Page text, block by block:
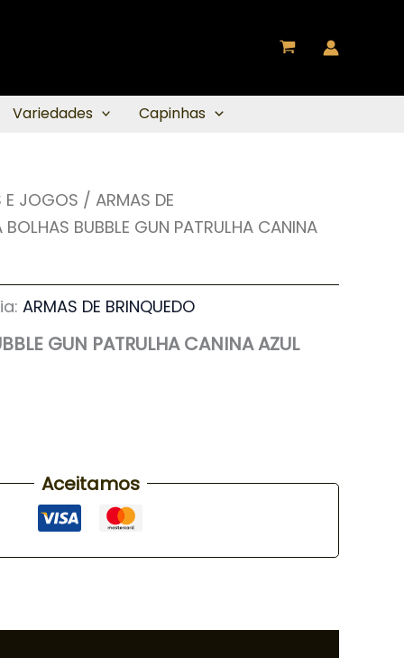
Variedades Capinhas
E JOGOS / ARMAS DE
BUBBLE GUN PATRULHA CANINA
ARMAS DE BRINQUEDO
GUN PATRULHA CANINA AZUL
Aceitamos